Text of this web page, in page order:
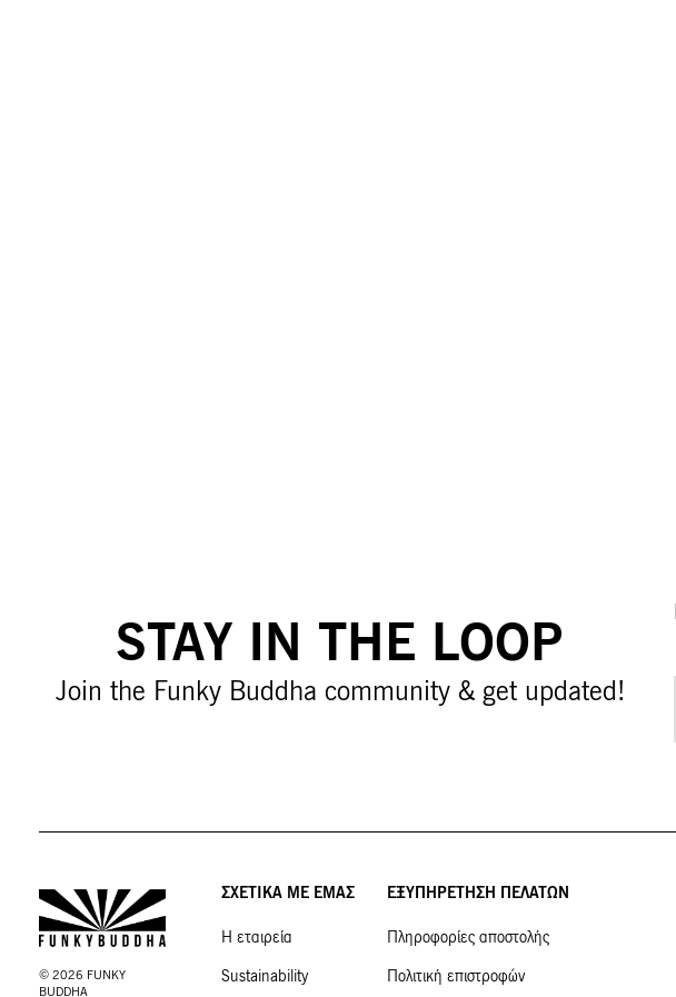
STAY IN THE LOOP
Join the Funky Buddha community & get updated!
© 2026 FUNKY
BUDDHA
ΣΧΕΤΙΚΑ ΜΕ ΕΜΑΣ
Η εταιρεία
Sustainability
ΕΞΥΠΗΡΕΤΗΣΗ ΠΕΛΑΤΩΝ
Πληροφορίες αποστολής
Πολιτική επιστροφών